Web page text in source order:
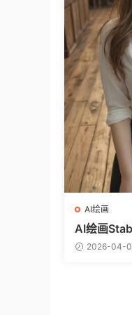
AI绘画
AI绘画
图（2026-04-